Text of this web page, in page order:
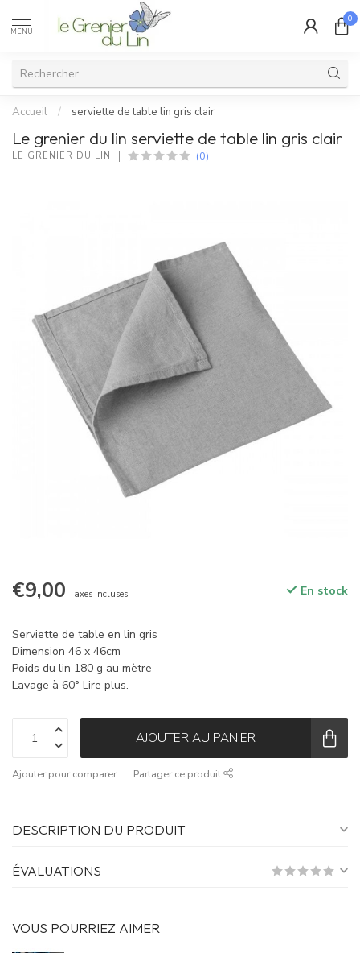
MENU
0
Accueil / serviette de table lin gris clair
Le grenier du lin serviette de table lin gris clair
LE GRENIER DU LIN (0)
€9,00 Taxes incluses En stock
Serviette de table en lin gris
Dimension 46 x 46cm
Poids du lin 180 g au mètre
Lavage à 60° Lire plus.
AJOUTER AU PANIER
Ajouter pour comparer Partager ce produit
DESCRIPTION DU PRODUIT
ÉVALUATIONS
VOUS POURRIEZ AIMER